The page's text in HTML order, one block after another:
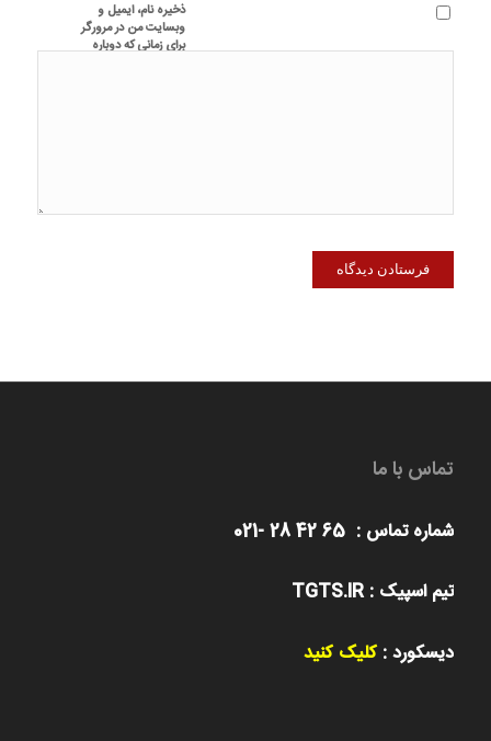
ذخیره نام، ایمیل و
وبسایت من در مرورگر
برای زمانی که دوباره
تماس با ما
شماره تماس : 65 42 28 -021
تیم اسپیک : TGTS.IR
دیسکورد :کلیک کنید